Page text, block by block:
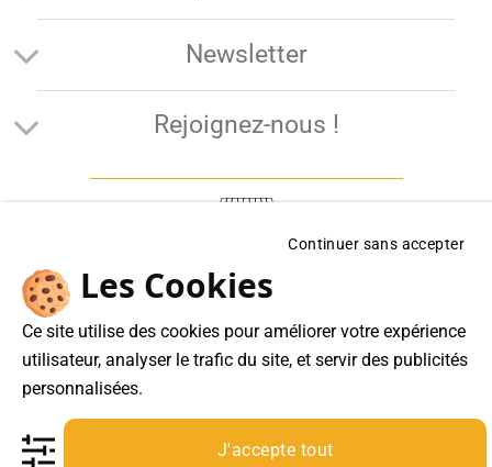
Newsletter
Rejoignez-nous !
Cadeaux of Legends
Boutique en ligne
61 RUE de Lyon 75012 Paris
Continuer sans accepter
Les Cookies
Ce site utilise des cookies pour améliorer votre expérience
utilisateur, analyser le trafic du site, et servir des publicités
personnalisées.
J'accepte tout